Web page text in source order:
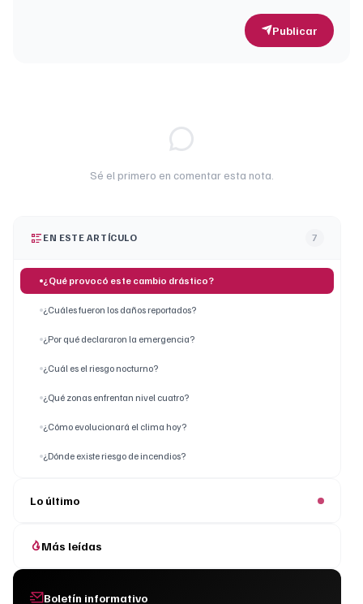
Publicar
Sé el primero en comentar esta nota.
EN ESTE ARTÍCULO 7
¿Qué provocó este cambio drástico?
¿Cuáles fueron los daños reportados?
¿Por qué declararon la emergencia?
¿Cuál es el riesgo nocturno?
¿Qué zonas enfrentan nivel cuatro?
¿Cómo evolucionará el clima hoy?
¿Dónde existe riesgo de incendios?
Lo último
Más leídas
Boletín informativo